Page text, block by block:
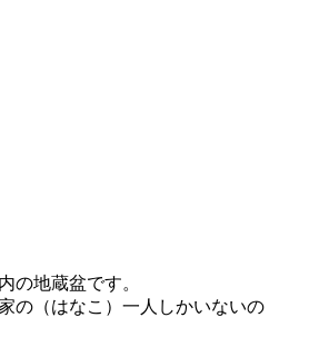
の地蔵盆です。
の（はなこ）一人しかいないの